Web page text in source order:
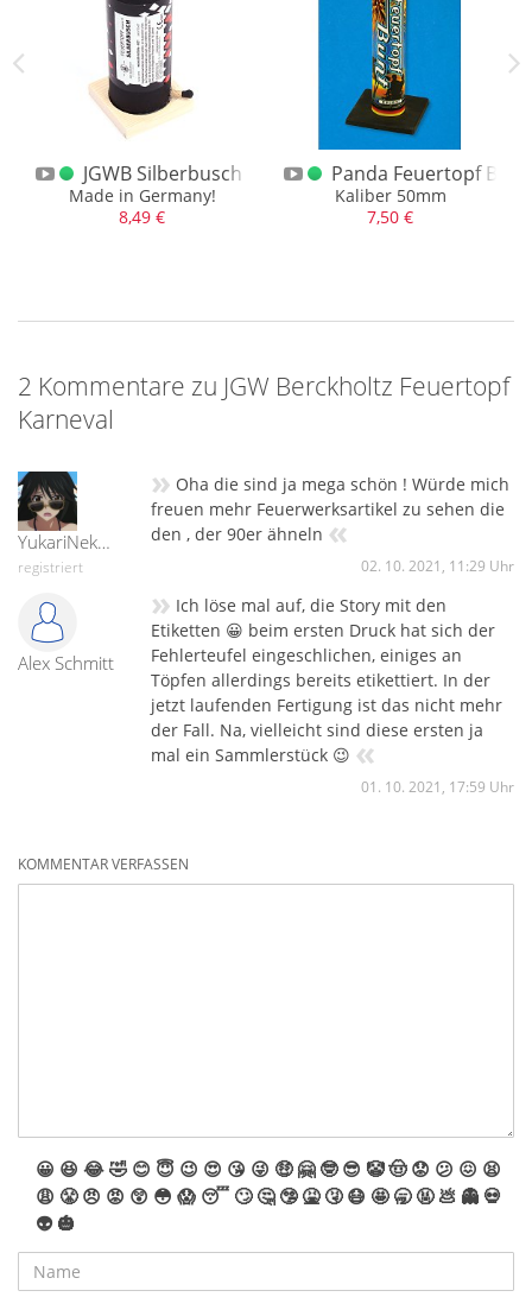
1.3G Made in Germany
JGWB Silberbusch Feuertopf
Made in Germany!
8,49 €
Panda Feuertopf Bunt
Kaliber 50mm
7,50 €
2 Kommentare zu JGW Berckholtz Feuertopf
Karneval
YukariNekoSama
registriert
» Oha die sind ja mega schön ! Würde mich
freuen mehr Feuerwerksartikel zu sehen die
den , der 90er ähneln «
02. 10. 2021, 11:29 Uhr
Alex Schmitt
» Ich löse mal auf, die Story mit den
Etiketten 😀 beim ersten Druck hat sich der
Fehlerteufel eingeschlichen, einiges an
Töpfen allerdings bereits etikettiert. In der
jetzt laufenden Fertigung ist das nicht mehr
der Fall. Na, vielleicht sind diese ersten ja
mal ein Sammlerstück 😉 «
01. 10. 2021, 17:59 Uhr
KOMMENTAR VERFASSEN
😀 😆 😂🤣 😊 😇 😉 😍 😘 😜 🤑 🤗 🤓 😎 🤡🤠 😟 😕 😖 😫
😩 😤 😠 😡 😲 😳 😱 😴 🙄 🤔 🤥 🤮 🤧 😷 🤩 🥱 🤬 💩 👻 💀
👽 🎃